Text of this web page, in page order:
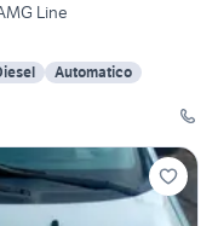
Line
Automatico